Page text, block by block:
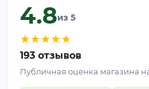
4.8из 5
★★★★★
193 отзывов
Публичная оценка магазина